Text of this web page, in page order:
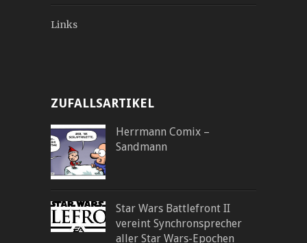
Links
ZUFALLSARTIKEL
Herrmann Comix –
Sandmann
Star Wars Battlefront II
vereint Synchronsprecher
aller Star Wars-Epochen